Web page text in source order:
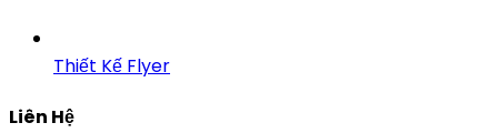
Thiết Kế Flyer
Liên Hệ